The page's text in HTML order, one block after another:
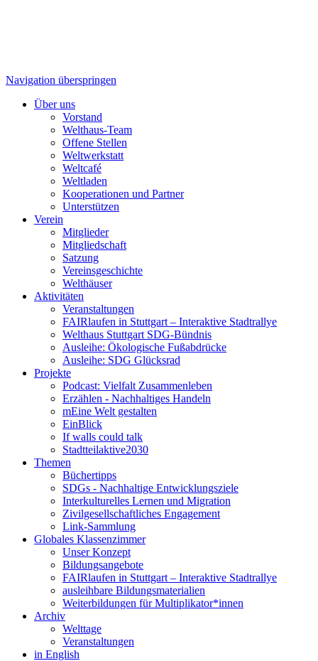
Navigation überspringen
Über uns
Vorstand
Welthaus-Team
Offene Stellen
Weltwerkstatt
Weltcafé
Weltladen
Kooperationen und Partner
Unterstützen
Verein
Mitglieder
Mitgliedschaft
Satzung
Vereinsgeschichte
Welthäuser
Aktivitäten
Veranstaltungen
FAIRlaufen in Stuttgart – Interaktive Stadtrallye
Welthaus Stuttgart SDG-Bündnis
Ausleihe: Ökologische Fußabdrücke
Ausleihe: SDG Glücksrad
Projekte
Podcast: Vielfalt Zusammenleben
Erzählen - Nachhaltiges Handeln
mEine Welt gestalten
EinBlick
If walls could talk
Stadtteilaktive2030
Themen
Büchertipps
SDGs - Nachhaltige Entwicklungsziele
Interkulturelles Lernen und Migration
Zivilgesellschaftliches Engagement
Link-Sammlung
Globales Klassenzimmer
Unser Konzept
Bildungsangebote
FAIRlaufen in Stuttgart – Interaktive Stadtrallye
ausleihbare Bildungsmaterialien
Weiterbildungen für Multiplikator*innen
Archiv
Welttage
Veranstaltungen
in English